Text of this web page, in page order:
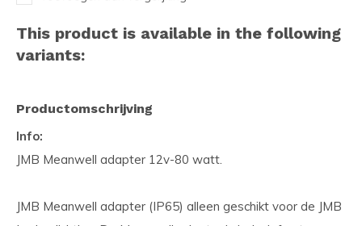
This product is available in the following
variants:
Productomschrijving
Info:
JMB Meanwell adapter 12v-80 watt.
JMB Meanwell adapter (IP65) alleen geschikt voor de JMB